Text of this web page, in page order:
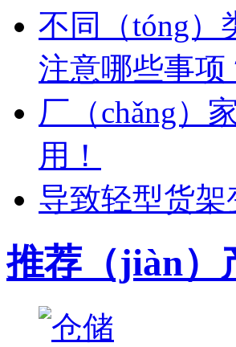
不同（tóng）
注意哪些事项
厂（chǎng）
用！
导致轻型货
推荐（jiàn）